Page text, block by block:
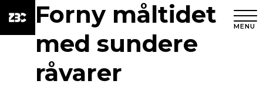
MENU
Forny måltidet
med sundere
råvarer